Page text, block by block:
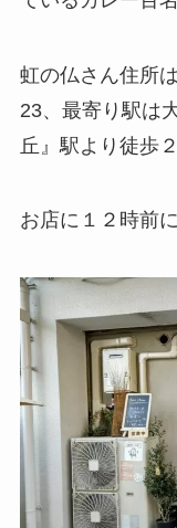
虹の仏さん住所
23、最寄り駅は
丘』駅より徒歩
お店に１２時前に